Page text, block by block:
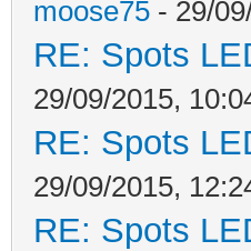
moose75 - 29/
RE: Spots
29/09/2015,
RE: Spots
29/09/2015,
RE: Spots